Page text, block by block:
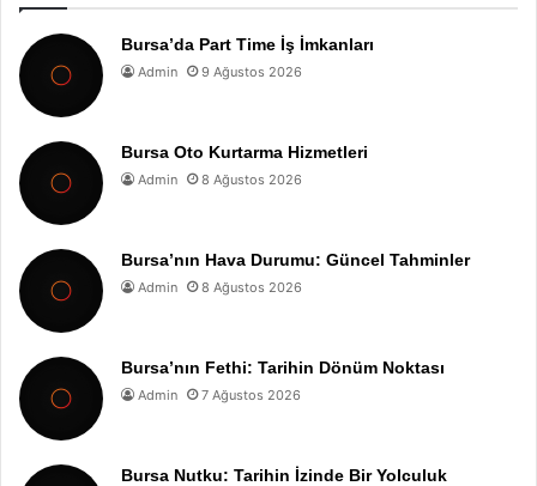
Bursa’da Part Time İş İmkanları
Admin 9 Ağustos 2026
Bursa Oto Kurtarma Hizmetleri
Admin 8 Ağustos 2026
Bursa’nın Hava Durumu: Güncel Tahminler
Admin 8 Ağustos 2026
Bursa’nın Fethi: Tarihin Dönüm Noktası
Admin 7 Ağustos 2026
Bursa Nutku: Tarihin İzinde Bir Yolculuk